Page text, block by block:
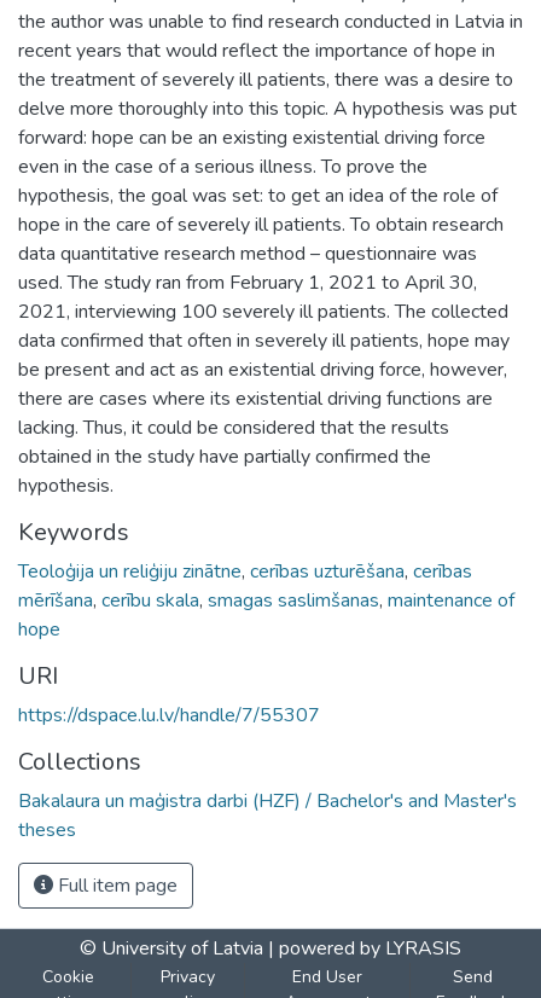
the author was unable to find research conducted in Latvia in
recent years that would reflect the importance of hope in
the treatment of severely ill patients, there was a desire to
delve more thoroughly into this topic. A hypothesis was put
forward: hope can be an existing existential driving force
even in the case of a serious illness. To prove the
hypothesis, the goal was set: to get an idea of the role of
hope in the care of severely ill patients. To obtain research
data quantitative research method – questionnaire was
used. The study ran from February 1, 2021 to April 30,
2021, interviewing 100 severely ill patients. The collected
data confirmed that often in severely ill patients, hope may
be present and act as an existential driving force, however,
there are cases where its existential driving functions are
lacking. Thus, it could be considered that the results
obtained in the study have partially confirmed the
hypothesis.
Keywords
Teoloģija un reliģiju zinātne, cerības uzturēšana, cerības
mērīšana, cerību skala, smagas saslimšanas, maintenance of
hope
URI
https://dspace.lu.lv/handle/7/55307
Collections
Bakalaura un maģistra darbi (HZF) / Bachelor's and Master's
theses
Full item page
© University of Latvia | powered by LYRASIS
Cookie
Privacy
End User
Send